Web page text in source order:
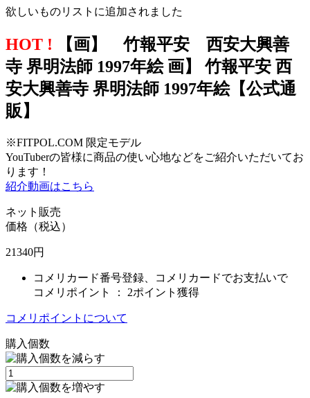
欲しいものリストに追加されました
HOT ! 【画】 竹報平安 西安大興善
寺 界明法師 1997年絵 画】 竹報平安 西
安大興善寺 界明法師 1997年絵【公式通
販】
※FITPOL.COM 限定モデル
YouTuberの皆様に商品の使い心地などをご紹介いただいてお
ります！
紹介動画はこちら
ネット販売
価格（税込）
21340円
コメリカード番号登録、コメリカードでお支払いで
コメリポイント ： 2ポイント獲得
コメリポイントについて
購入個数